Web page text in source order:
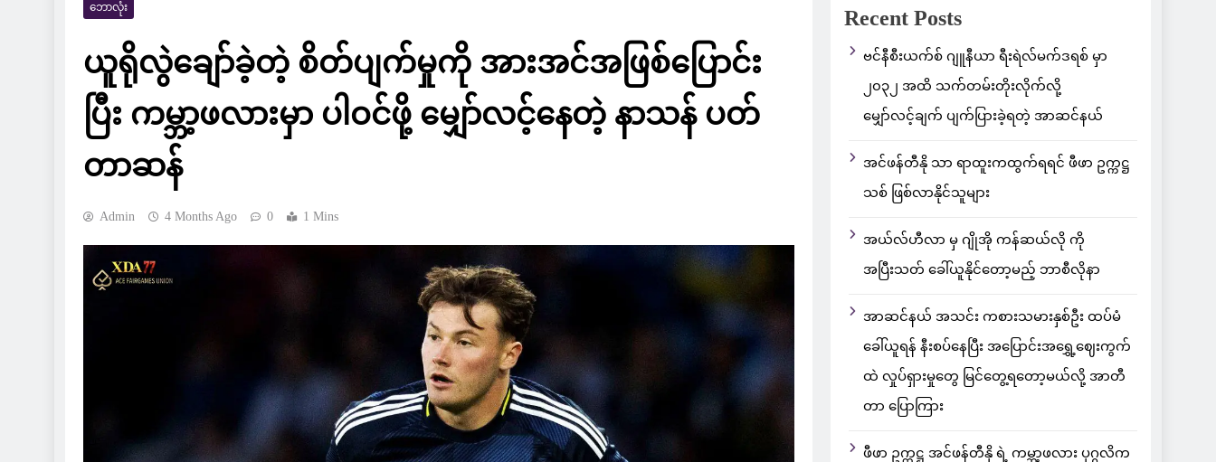
ဘောလုံး
ယူရိုလွဲချော်ခဲ့တဲ့ စိတ်ပျက်မှုကို အားအင်အဖြစ်ပြောင်း
ပြီး ကမ္ဘာ့ဖလားမှာ ပါဝင်ဖို့ မျှော်လင့်နေတဲ့ နာသန် ပတ်
တာဆန်
Admin 4 Months Ago 0 1 Mins
Recent Posts
ဗင်နီစီးယက်စ် ဂျူနီယာ ရီးရဲလ်မက်ဒရစ် မှာ
၂၀၃၂ အထိ သက်တမ်းတိုးလိုက်လို့
မျှော်လင့်ချက် ပျက်ပြားခဲ့ရတဲ့ အာဆင်နယ်
အင်ဖန်တီနို သာ ရာထူးကထွက်ရရင် ဖီဖာ ဥက္ကဋ္ဌ
သစ် ဖြစ်လာနိုင်သူများ
အယ်လ်ဟီလာ မှ ဂျိုအို ကန်ဆယ်လို ကို
အပြီးသတ် ခေါ်ယူနိုင်တော့မည့် ဘာစီလိုနာ
အာဆင်နယ် အသင်း ကစားသမားနှစ်ဦး ထပ်မံ
ခေါ်ယူရန် နီးစပ်နေပြီး အပြောင်းအရွှေ့ဈေးကွက်
ထဲ လှုပ်ရှားမှုတွေ မြင်တွေ့ရတော့မယ်လို့ အာတီ
တာ ပြောကြား
ဖီဖာ ဥက္ကဋ္ဌ အင်ဖန်တီနို ရဲ့ ကမ္ဘာ့ဖလား ပုဂ္ဂလိက